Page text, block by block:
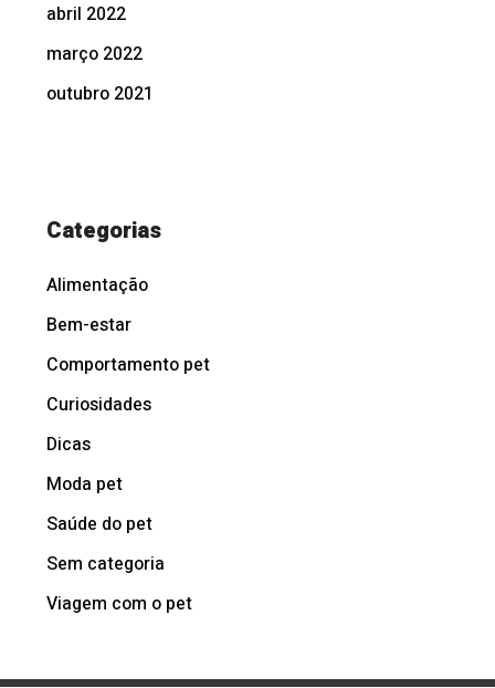
abril 2022
março 2022
outubro 2021
Categorias
Alimentação
Bem-estar
Comportamento pet
Curiosidades
Dicas
Moda pet
Saúde do pet
Sem categoria
Viagem com o pet